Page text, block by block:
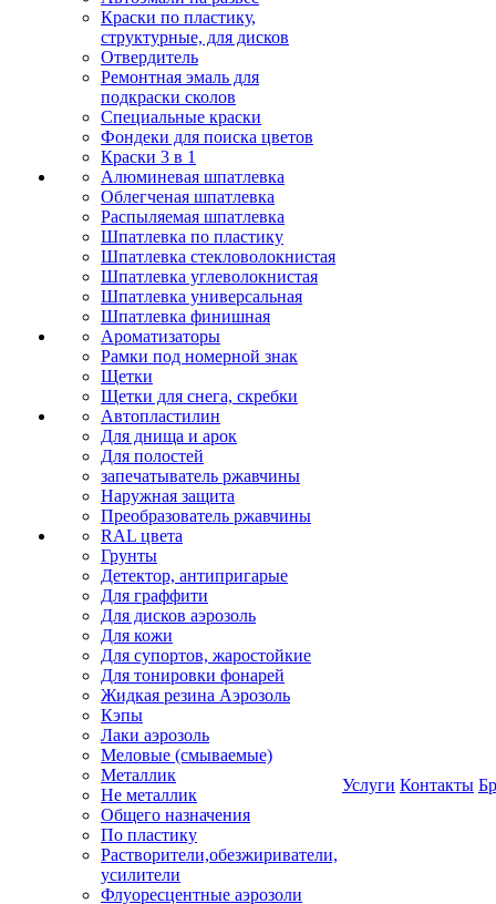
Краски по пластику,
структурные, для дисков
Отвердитель
Ремонтная эмаль для
подкраски сколов
Специальные краски
Фондеки для поиска цветов
Краски 3 в 1
Алюминевая шпатлевка
Облегченая шпатлевка
Распыляемая шпатлевка
Шпатлевка по пластику
Шпатлевка стекловолокнистая
Шпатлевка углеволокнистая
Шпатлевка универсальная
Шпатлевка финишная
Ароматизаторы
Рамки под номерной знак
Щетки
Щетки для снега, скребки
Автопластилин
Для днища и арок
Для полостей
запечатыватель ржавчины
Наружная защита
Преобразователь ржавчины
RAL цвета
Грунты
Детектор, антипригарые
Для граффити
Для дисков аэрозоль
Для кожи
Для супортов, жаростойкие
Для тонировки фонарей
Жидкая резина Аэрозоль
Кэпы
Лаки аэрозоль
Меловые (смываемые)
Металлик
Не металлик
Общего назначения
По пластику
Растворители,обезжириватели,
усилители
Флуоресцентные аэрозоли
Услуги Контакты